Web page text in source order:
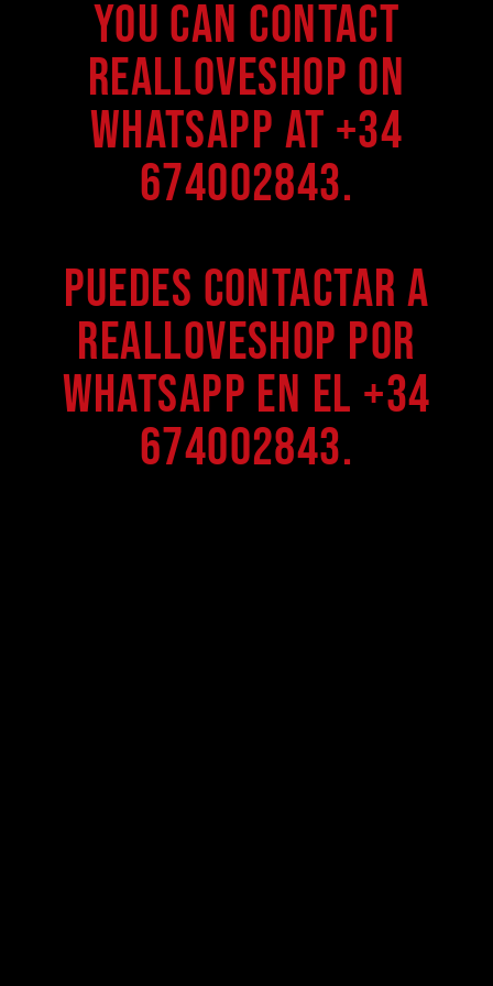
You can contact
Realloveshop on
WhatsApp at +34
674002843.
Puedes contactar a
Realloveshop por
WhatsApp en el +34
674002843.